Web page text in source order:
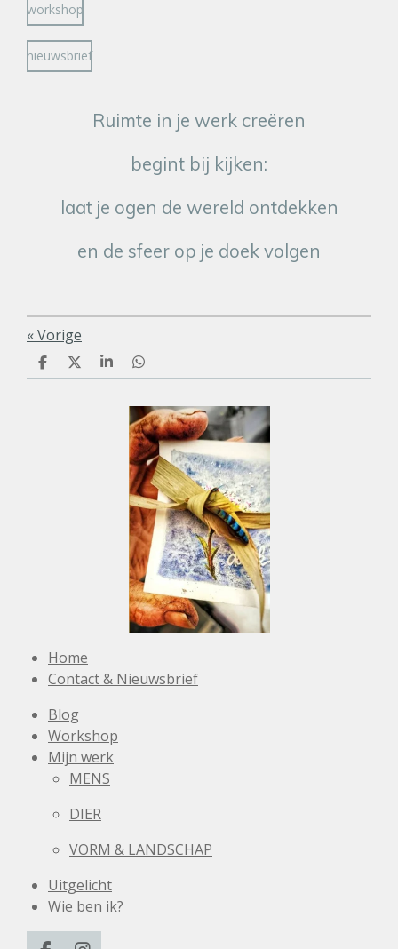
workshop
nieuwsbrief
Ruimte in je werk creëren
begint bij kijken:
laat je ogen de wereld ontdekken
en de sfeer op je doek volgen
«Vorige
D
e
D
e
S
h
D
e
e
n
Home
Contact & Nieuwsbrief
Blog
Workshop
Mijn werk
MENS
DIER
VORM & LANDSCHAP
Uitgelicht
Wie ben ik?